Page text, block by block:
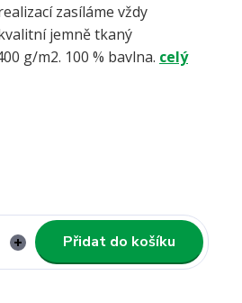
zasíláme vždy
jemně tkaný
g/m2. 100 % bavlna. celý
Přidat do košíku